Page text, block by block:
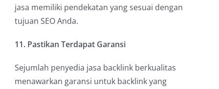
jasa memiliki pendekatan yang sesuai dengan
tujuan SEO Anda.
11. Pastikan Terdapat Garansi
Sejumlah penyedia jasa backlink berkualitas
menawarkan garansi untuk backlink yang